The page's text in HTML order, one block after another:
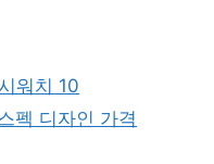
워치 10
펙 디자인 가격